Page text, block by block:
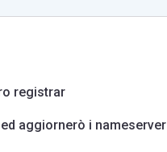
registrar
aggiornerò i nameserver